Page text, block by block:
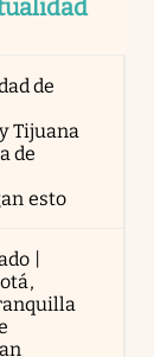
de
Tijuana
de
esto
|